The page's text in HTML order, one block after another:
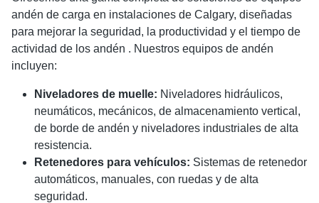
andén de carga en instalaciones de Calgary, diseñadas
para mejorar la seguridad, la productividad y el tiempo de
actividad de los andén . Nuestros equipos de andén
incluyen:
Niveladores de muelle: Niveladores hidráulicos,
neumáticos, mecánicos, de almacenamiento vertical,
de borde de andén y niveladores industriales de alta
resistencia.
Retenedores para vehículos: Sistemas de retenedor
automáticos, manuales, con ruedas y de alta
seguridad.